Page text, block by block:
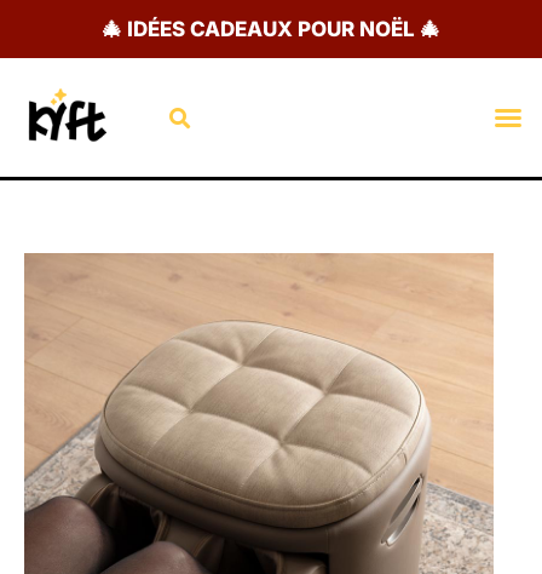
🎄 IDÉES CADEAUX POUR NOËL 🎄
Rechercher